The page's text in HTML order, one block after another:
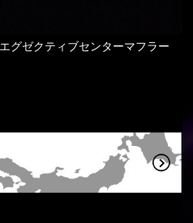
グゼクティブセンターマフラー